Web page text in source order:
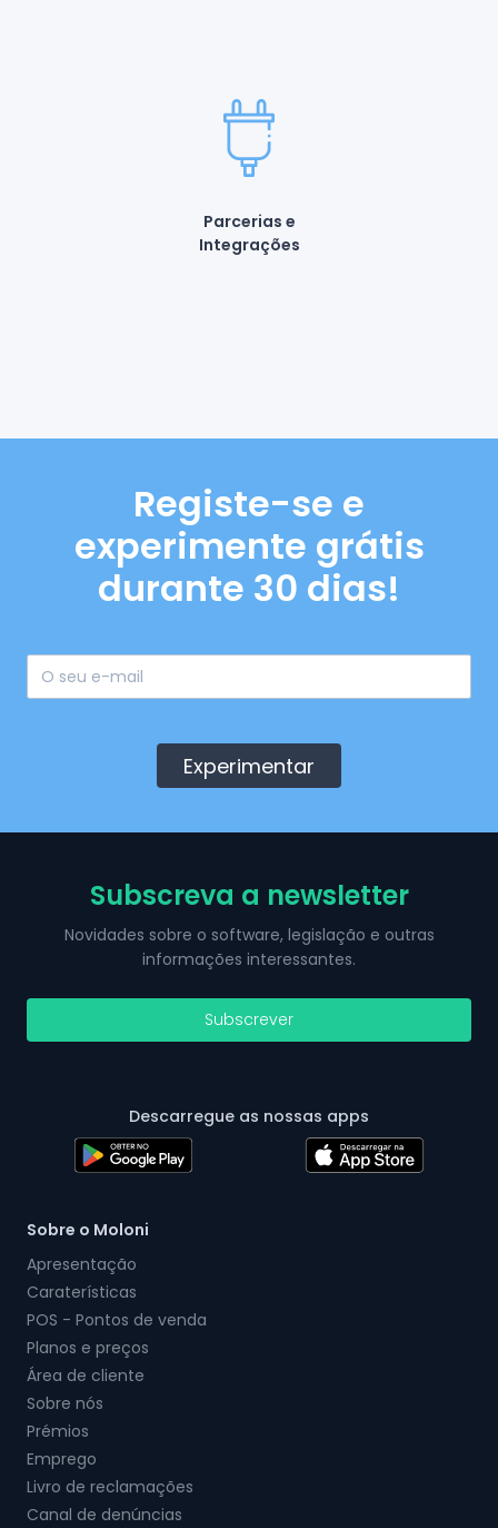
Parcerias e
Integrações
Registe-se e
experimente grátis
durante 30 dias!
Experimentar
Subscreva a newsletter
Novidades sobre o software, legislação e outras
informações interessantes.
Subscrever
Descarregue as nossas apps
Sobre o Moloni
Apresentação
Caraterísticas
POS - Pontos de venda
Planos e preços
Área de cliente
Sobre nós
Prémios
Emprego
Livro de reclamações
Canal de denúncias